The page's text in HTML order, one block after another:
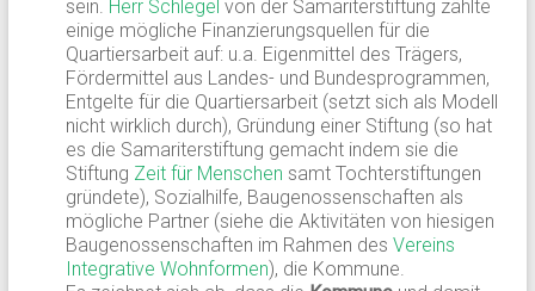
sein. Herr Schlegel von der Samariterstiftung zählte
einige mögliche Finanzierungsquellen für die
Quartiersarbeit auf: u.a. Eigenmittel des Trägers,
Fördermittel aus Landes- und Bundesprogrammen,
Entgelte für die Quartiersarbeit (setzt sich als Modell
nicht wirklich durch), Gründung einer Stiftung (so hat
es die Samariterstiftung gemacht indem sie die
Stiftung Zeit für Menschen samt Tochterstiftungen
gründete), Sozialhilfe, Baugenossenschaften als
mögliche Partner (siehe die Aktivitäten von hiesigen
Baugenossenschaften im Rahmen des Vereins
Integrative Wohnformen), die Kommune.